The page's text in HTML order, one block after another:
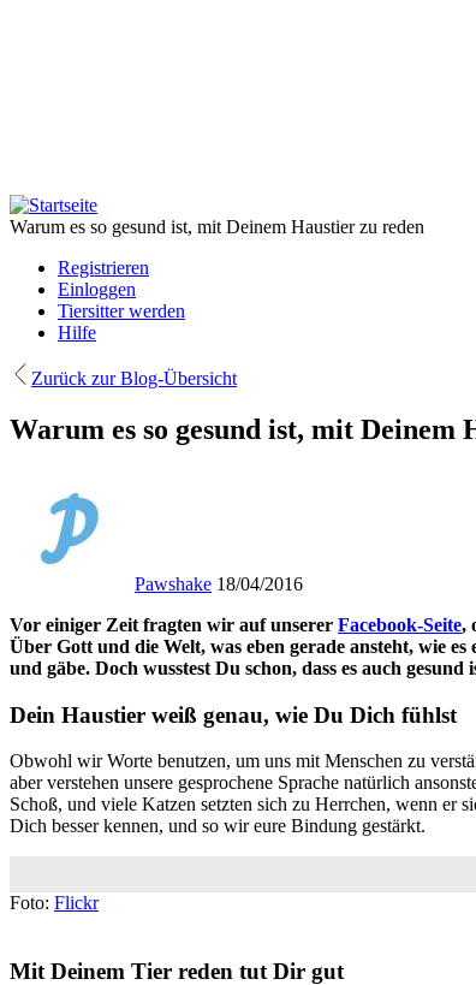
Warum es so gesund ist, mit Deinem Haustier zu reden
Registrieren
Einloggen
Tiersitter werden
Hilfe
Zurück zur Blog-Übersicht
Warum es so gesund ist, mit Deinem
Pawshake 18/04/2016
Vor einiger Zeit fragten wir auf unserer Facebook-Seite,
Über Gott und die Welt, was eben gerade ansteht, wie
und gäbe. Doch wusstest Du schon, dass es auch gesund
Dein Haustier weiß genau, wie Du Dich fühlst
Obwohl wir Worte benutzen, um uns mit Menschen zu
aber verstehen unsere gesprochene Sprache natürlich
Schoß, und viele Katzen setzten sich zu Herrchen, wenn er
Dich besser kennen, und so wir eure Bindung gestärkt.
Foto: Flickr
Mit Deinem Tier reden tut Dir gut